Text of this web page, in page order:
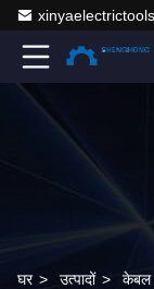
घर > उत्पादों > केबल